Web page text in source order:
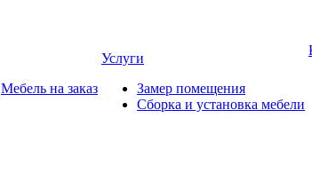
Мебель на заказ
Услуги
Замер помещения
Сборка и установка мебели